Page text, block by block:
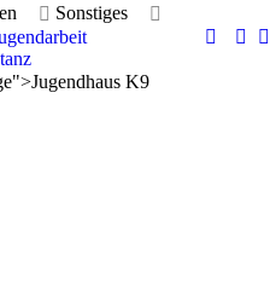
Sonstiges